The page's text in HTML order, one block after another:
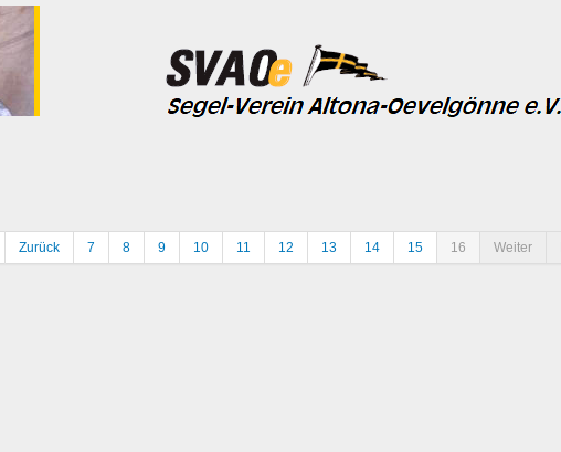
Zurück 7 8 9 10 11 12 13 14 15 16 Weiter